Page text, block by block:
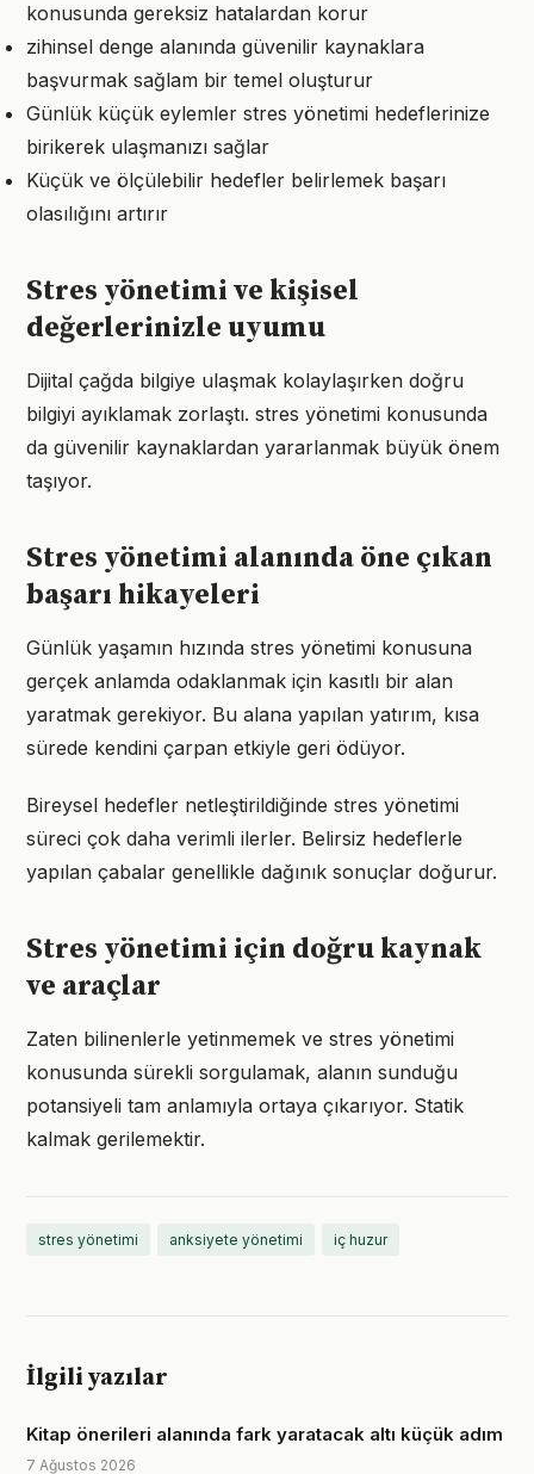
konusunda gereksiz hatalardan korur
zihinsel denge alanında güvenilir kaynaklara
başvurmak sağlam bir temel oluşturur
Günlük küçük eylemler stres yönetimi hedeflerinize
birikerek ulaşmanızı sağlar
Küçük ve ölçülebilir hedefler belirlemek başarı
olasılığını artırır
Stres yönetimi ve kişisel
değerlerinizle uyumu
Dijital çağda bilgiye ulaşmak kolaylaşırken doğru
bilgiyi ayıklamak zorlaştı. stres yönetimi konusunda
da güvenilir kaynaklardan yararlanmak büyük önem
taşıyor.
Stres yönetimi alanında öne çıkan
başarı hikayeleri
Günlük yaşamın hızında stres yönetimi konusuna
gerçek anlamda odaklanmak için kasıtlı bir alan
yaratmak gerekiyor. Bu alana yapılan yatırım, kısa
sürede kendini çarpan etkiyle geri ödüyor.
Bireysel hedefler netleştirildiğinde stres yönetimi
süreci çok daha verimli ilerler. Belirsiz hedeflerle
yapılan çabalar genellikle dağınık sonuçlar doğurur.
Stres yönetimi için doğru kaynak
ve araçlar
Zaten bilinenlerle yetinmemek ve stres yönetimi
konusunda sürekli sorgulamak, alanın sunduğu
potansiyeli tam anlamıyla ortaya çıkarıyor. Statik
kalmak gerilemektir.
stres yönetimi anksiyete yönetimi iç huzur
İlgili yazılar
Kitap önerileri alanında fark yaratacak altı küçük adım
7 Ağustos 2026